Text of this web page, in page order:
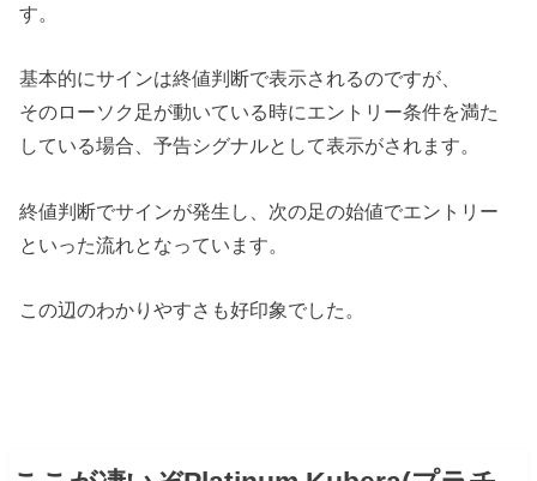
す。
基本的にサインは終値判断で表示されるのですが、
そのローソク足が動いている時にエントリー条件を満た
している場合、予告シグナルとして表示がされます。
終値判断でサインが発生し、次の足の始値でエントリー
といった流れとなっています。
この辺のわかりやすさも好印象でした。